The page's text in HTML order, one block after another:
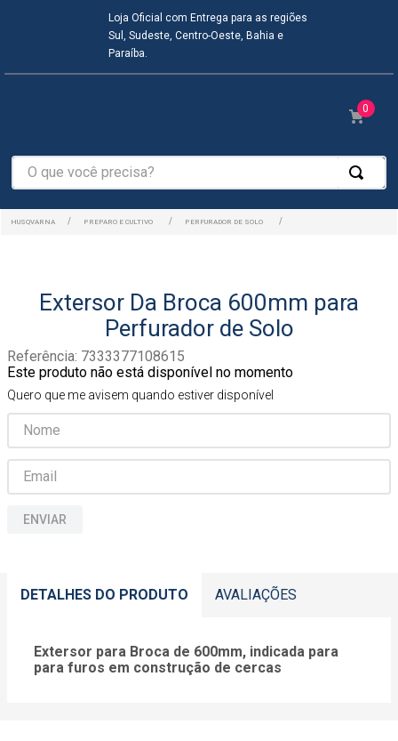
Loja Oficial com Entrega para as regiões
Sul, Sudeste, Centro-Oeste, Bahia e
Paraíba.
0
O que você precisa?
PREPARO E CULTIVO PERFURADOR DE SOLO
Extersor Da Broca 600mm para
Perfurador de Solo
Referência: 7333377108615
Este produto não está disponível no momento
Quero que me avisem quando estiver disponível
ENVIAR
DETALHES DO PRODUTO AVALIAÇÕES
Extersor para Broca de 600mm, indicada para
para furos em construção de cercas